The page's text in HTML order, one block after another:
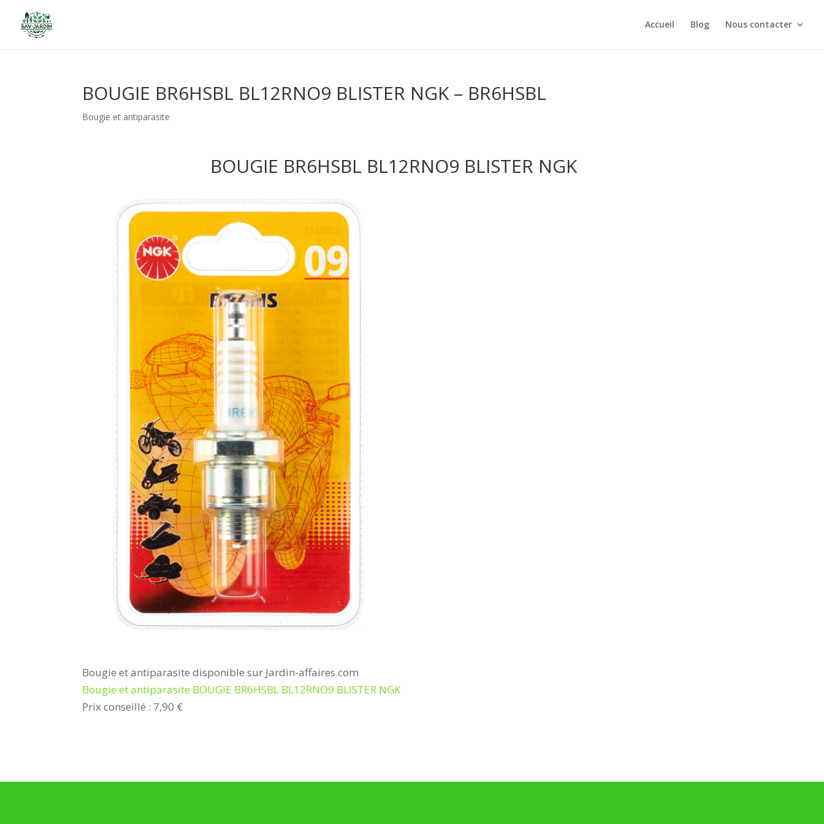
Accueil Blog Nous contacter
BOUGIE BR6HSBL BL12RNO9 BLISTER NGK – BR6HSBL
Bougie et antiparasite
BOUGIE BR6HSBL BL12RNO9 BLISTER NGK
Bougie et antiparasite disponible sur Jardin-affaires.com
Bougie et antiparasite BOUGIE BR6HSBL BL12RNO9 BLISTER NGK
Prix conseillé : 7,90 €